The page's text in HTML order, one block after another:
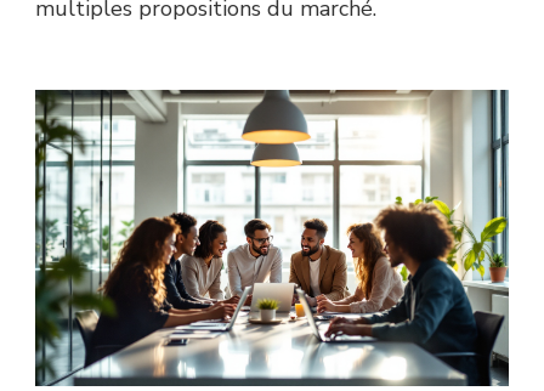
multiples propositions du marché.